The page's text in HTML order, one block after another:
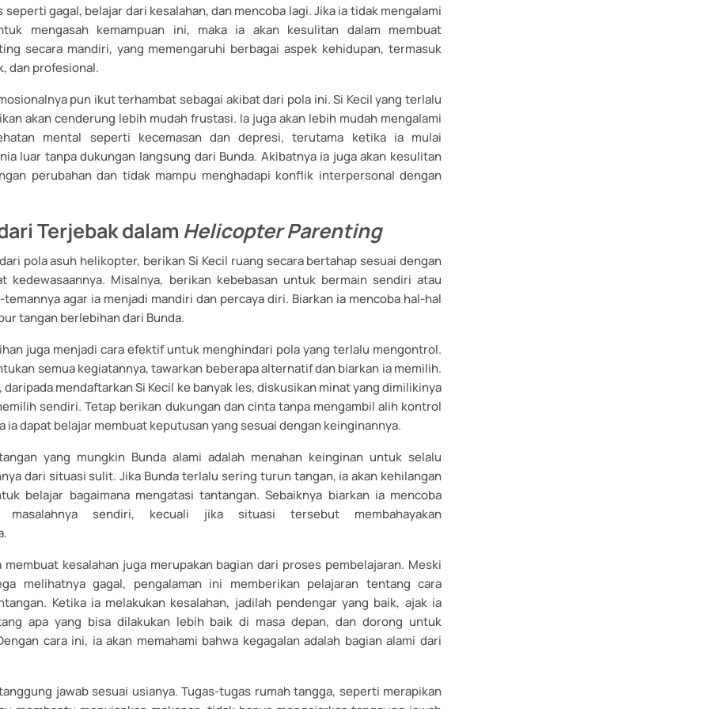
gagal, belajar dari kesalahan, dan mencoba lagi. Jika ia tidak mengalami
mengasah kemampuan ini, maka ia akan kesulitan dalam membuat
secara mandiri, yang memengaruhi berbagai aspek kehidupan, termasuk
dan profesional.
pun ikut terhambat sebagai akibat dari pola ini. Si Kecil yang terlalu
akan cenderung lebih mudah frustasi. Ia juga akan lebih mudah mengalami
mental seperti kecemasan dan depresi, terutama ketika ia mulai
luar tanpa dukungan langsung dari Bunda. Akibatnya ia juga akan kesulitan
perubahan dan tidak mampu menghadapi konflik interpersonal dengan
Terjebak dalam Helicopter Parenting
pola asuh helikopter, berikan Si Kecil ruang secara bertahap sesuai dengan
kedewasaannya. Misalnya, berikan kebebasan untuk bermain sendiri atau
agar ia menjadi mandiri dan percaya diri. Biarkan ia mencoba hal-hal
tangan berlebihan dari Bunda.
juga menjadi cara efektif untuk menghindari pola yang terlalu mengontrol.
semua kegiatannya, tawarkan beberapa alternatif dan biarkan ia memilih.
daripada mendaftarkan Si Kecil ke banyak les, diskusikan minat yang dimilikinya
sendiri. Tetap berikan dukungan dan cinta tanpa mengambil alih kontrol
ia dapat belajar membuat keputusan yang sesuai dengan keinginannya.
yang mungkin Bunda alami adalah menahan keinginan untuk selalu
dari situasi sulit. Jika Bunda terlalu sering turun tangan, ia akan kehilangan
belajar bagaimana mengatasi tantangan. Sebaiknya biarkan ia mencoba
masalahnya sendiri, kecuali jika situasi tersebut membahayakan
membuat kesalahan juga merupakan bagian dari proses pembelajaran. Meski
melihatnya gagal, pengalaman ini memberikan pelajaran tentang cara
Ketika ia melakukan kesalahan, jadilah pendengar yang baik, ajak ia
apa yang bisa dilakukan lebih baik di masa depan, dan dorong untuk
cara ini, ia akan memahami bahwa kegagalan adalah bagian alami dari
jawab sesuai usianya. Tugas-tugas rumah tangga, seperti merapikan